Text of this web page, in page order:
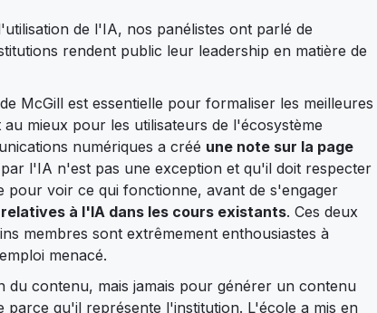
de l'IA, nos panélistes ont parlé de
rendent public leur leadership en matière de
McGill est essentielle pour formaliser les meilleures
mieux pour les utilisateurs de l'écosystème
numériques a créé une note sur la page
l'IA n'est pas une exception et qu'il doit respecter
pour voir ce qui fonctionne, avant de s'engager
à l'IA dans les cours existants. Ces deux
membres sont extrêmement enthousiastes à
menacé.
contenu, mais jamais pour générer un contenu
qu'il représente l'institution. L'école a mis en